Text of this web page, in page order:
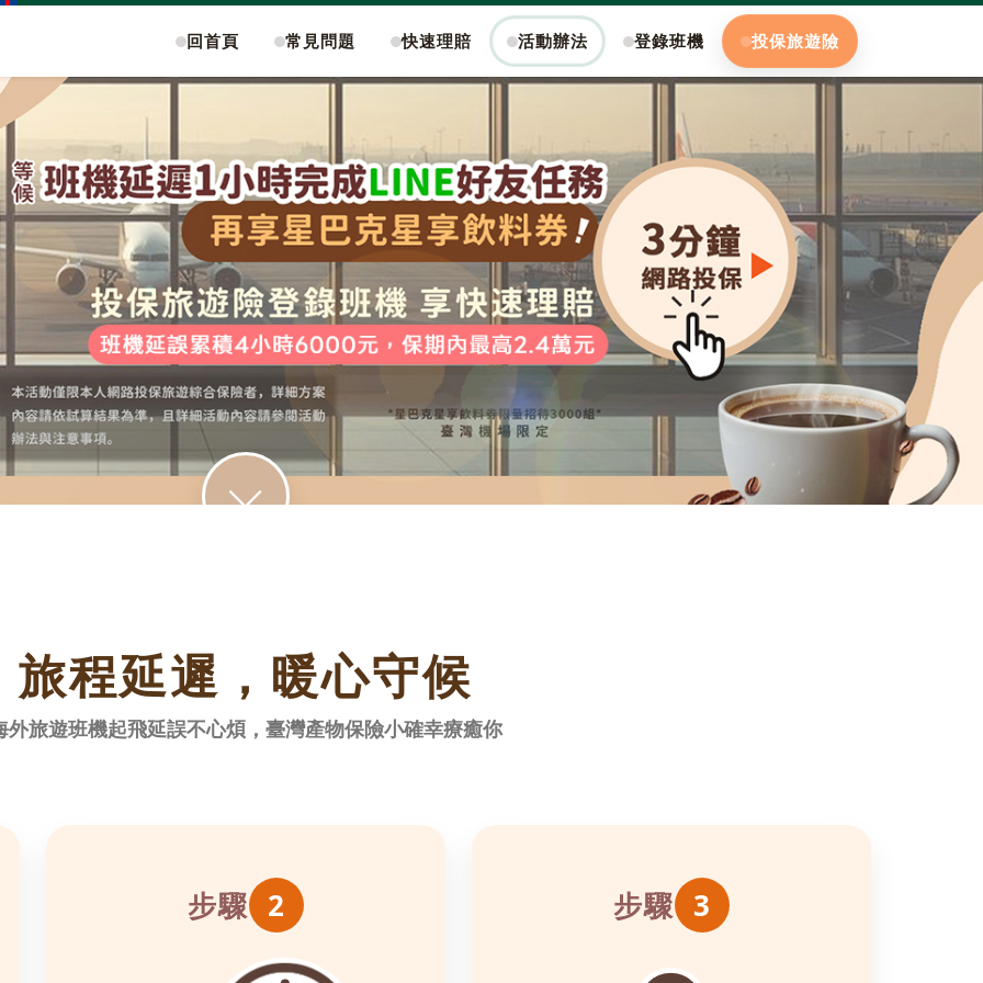
回首頁 常見問題 快速理賠 活動辦法 登錄班機 投保旅遊險
旅程延遲，暖心守候
外旅遊班機起飛延誤不心煩，臺灣產物保險小確幸療癒你
步驟 2 步驟 3